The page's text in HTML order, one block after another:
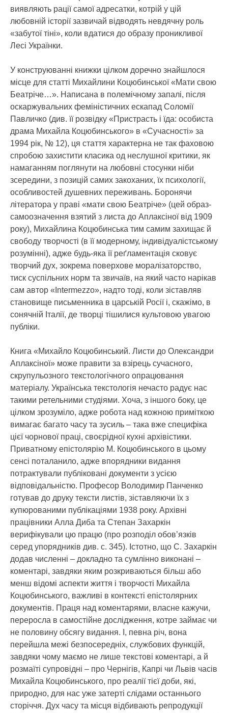
виявляють рації самої адресатки, котрій у цій
любовній історії зазвичай відводять невдячну роль
«забутої тіні», коли вдатися до образу проникливої
Лесі Українки.
У конструюванні книжки цілком доречно знайшлося
місце для статті Михайлини Коцюбинської «Мати свою
Беатріче…». Написана в полемічному запалі, після
оскаржувальних феміністичних ескапад Соломії
Павличко (див. її розвідку «Пристрасть і їда: особиста
драма Михайла Коцюбинського» в «Сучасності» за
1994 рік, № 12), ця стаття характерна не так фаховою
спробою захистити класика од неслушної критики, як
намаганням поглянути на любовні стосунки ніби
зсередини, з позицій самих закоханих, їх психології,
особливостей душевних переживань. Боронячи
літератора у праві «мати свою Беатріче» (цей образ-
самоозначення взятий з листа до Аплаксіної від 1909
року), Михайлина Коцюбинська тим самим захищає й
свободу творчості (в її модерному, індивідуалістському
розумінні), адже будь-яка її реґламентація сковує
творчий дух, зокрема поверхове моралізаторство,
тиск суспільних норм та звичаїв, на який часто нарікав
сам автор «Intermezzo», надто тоді, коли зіставляв
становище письменника в царській Росії і, скажімо, в
сонячній Італії, де творці тішилися культовою увагою
публіки.
Книга «Михайло Коцюбинський. Листи до Олександри
Аплаксіної» може правити за взірець сучасного,
скрупульозного текстологічного опрацювання
матеріалу. Українська текстологія нечасто радує нас
такими ретельними студіями. Хоча, з іншого боку, це
цілком зрозуміло, адже робота над кожною приміткою
вимагає багато часу та зусиль – така вже специфіка
цієї чорнової праці, своєрідної кухні архівістики.
Приватному епістолярію М. Коцюбинського в цьому
сенсі поталанило, адже впорядники видання
потрактували публіковані документи з усією
відповідальністю. Професор Володимир Панченко
готував до друку тексти листів, зіставляючи їх з
купюрованими публікаціями 1938 року. Архівні
працівники Алла Диба та Степан Захаркін
верифікували цю працю (про розподіл обов’язків
серед упорядників див. с. 345). Істотно, що С. Захаркін
додав численні – докладно та сумлінно виконані –
коментарі, завдяки яким розкриваються більш або
менш відомі аспекти життя і творчості Михайла
Коцюбинського, важливі в контексті епістолярних
документів. Праця над коментарями, власне кажучи,
переросла в самостійне дослідження, котре займає чи
не половину обсягу видання. І, певна річ, вона
перейшла межі безпосередніх, службових функцій,
завдяки чому маємо не лише текстові коментарі, а й
розмаїті супровідні – про Чернігів, Капрі чи Львів часів
Михайла Коцюбинського, про реалії тієї доби, які,
природно, для нас уже затерті слідами останнього
сторіччя. Дух часу та місця відбивають репродукції